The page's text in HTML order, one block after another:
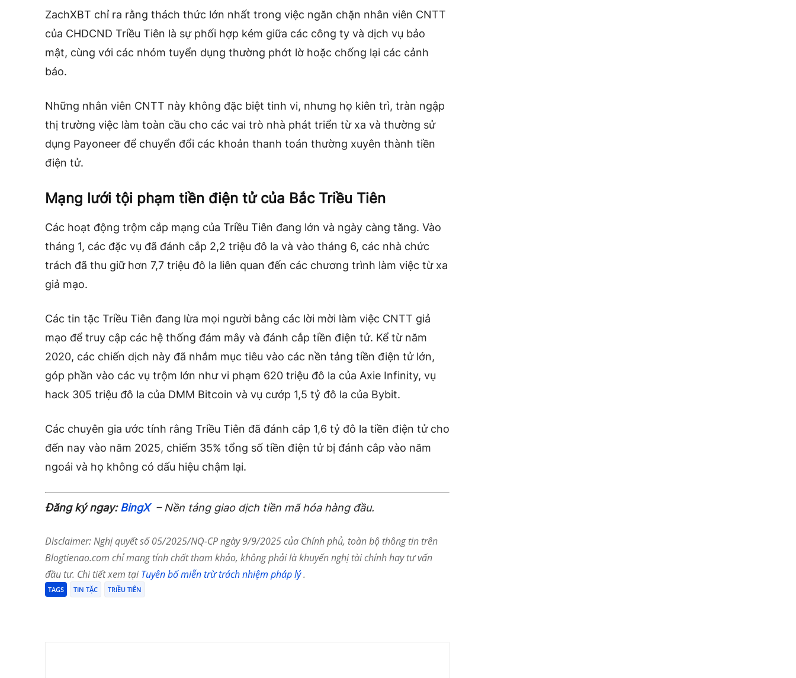
ZachXBT chỉ ra rằng thách thức lớn nhất trong việc ngăn chặn nhân viên CNTT
của CHDCND Triều Tiên là sự phối hợp kém giữa các công ty và dịch vụ bảo
mật, cùng với các nhóm tuyển dụng thường phớt lờ hoặc chống lại các cảnh
báo.
Những nhân viên CNTT này không đặc biệt tinh vi, nhưng họ kiên trì, tràn ngập
thị trường việc làm toàn cầu cho các vai trò nhà phát triển từ xa và thường sử
dụng Payoneer để chuyển đổi các khoản thanh toán thường xuyên thành tiền
điện tử.
Mạng lưới tội phạm tiền điện tử của Bắc Triều Tiên
Các hoạt động trộm cắp mạng của Triều Tiên đang lớn và ngày càng tăng. Vào
tháng 1, các đặc vụ đã đánh cắp 2,2 triệu đô la và vào tháng 6, các nhà chức
trách đã thu giữ hơn 7,7 triệu đô la liên quan đến các chương trình làm việc từ xa
giả mạo.
Các tin tặc Triều Tiên đang lừa mọi người bằng các lời mời làm việc CNTT giả
mạo để truy cập các hệ thống đám mây và đánh cắp tiền điện tử. Kể từ năm
2020, các chiến dịch này đã nhắm mục tiêu vào các nền tảng tiền điện tử lớn,
góp phần vào các vụ trộm lớn như vi phạm 620 triệu đô la của Axie Infinity, vụ
hack 305 triệu đô la của DMM Bitcoin và vụ cướp 1,5 tỷ đô la của Bybit.
Các chuyên gia ước tính rằng Triều Tiên đã đánh cắp 1,6 tỷ đô la tiền điện tử cho
đến nay vào năm 2025, chiếm 35% tổng số tiền điện tử bị đánh cắp vào năm
ngoái và họ không có dấu hiệu chậm lại.
Đăng ký ngay:BingX– Nền tảng giao dịch tiền mã hóa hàng đầu.
Disclaimer: Nghị quyết số 05/2025/NQ-CP ngày 9/9/2025 của Chính phủ, toàn bộ thông tin trên
Blogtienao.com chỉ mang tính chất tham khảo, không phải là khuyến nghị tài chính hay tư vấn
đầu tư. Chi tiết xem tạiTuyên bố miễn trừ trách nhiệm pháp lý.
TAGS TIN TẶC TRIỀU TIÊN